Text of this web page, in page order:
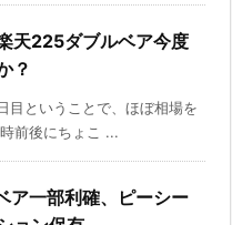
天225ダブルベア今度
？
目ということで、ほぼ相場を
前後にちょこ ...
ア一部利確、ピーシー